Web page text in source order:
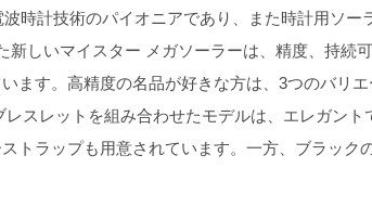
時計技術のパイオニアであり、また時計用ソー
しいマイスター メガソーラーは、精度、持続
ます。高精度の名品が好きな方は、3つのバリエ
スレットを組み合わせたモデルは、エレガント
トラップも用意されています。一方、ブラック